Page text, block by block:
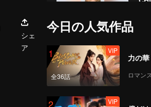
シェ
ア
今日の人気作品
1
全36話
VIP
力の華
2 VIP